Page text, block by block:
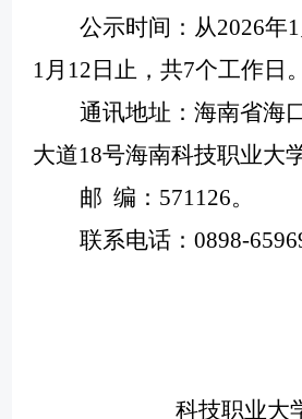
公示时间：从2026年
1月12日止，共7个工作日。
通讯地址：海南省海
大道18号海南科技职业大
邮 编： 571126。
联系电话：0898-
科技职业大